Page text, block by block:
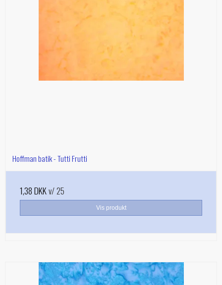
Hoffman batik - Tutti Frutti
1,38 DKKv/ 25
Vis produkt